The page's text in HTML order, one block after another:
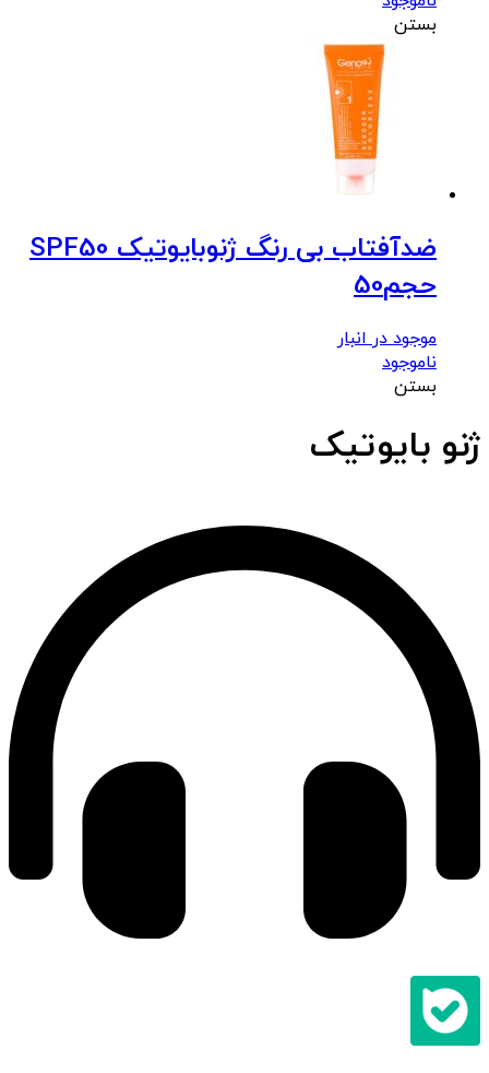
بستن
ضدآفتاب بی رنگ ژنوبایوتیک SPF50
حجم50
موجود در انبار
ناموجود
بستن
ژنو بایوتیک